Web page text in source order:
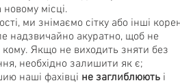
місці.
ми знімаємо сітку або інші
надзвичайно акуратно, щоб не
Якщо не виходить зняти без
необхідно залишити як є;
наші фахівці не заглиблюють і